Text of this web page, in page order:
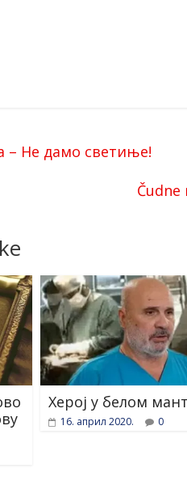
– Не дамо светиње!
Херој у белом
16. април 2020. 0